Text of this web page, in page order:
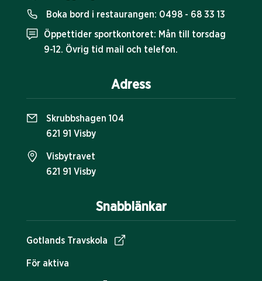
Snabblänkar
Gotlands Travskola
För aktiva
Boka bord i restaurangen: 0498 - 68 33 13
Öppettider sportkontoret: Mån till torsdag
9-12. Övrig tid mail och telefon.
Adress
Skrubbshagen 104
621 91 Visby
Visbytravet
621 91 Visby